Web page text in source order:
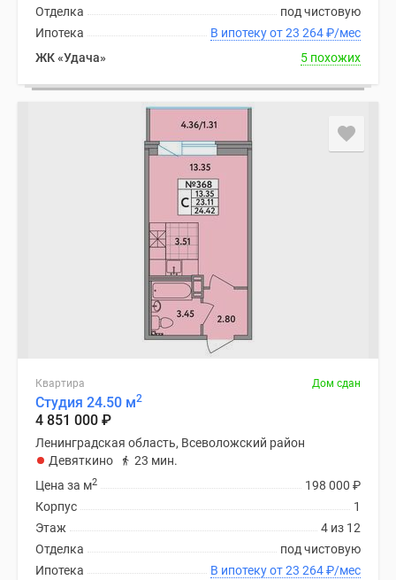
под чистовую
Отделка
В ипотеку от 23 264₽/мес
Ипотека
ЖК «Удача»
5 похожих
Квартира Дом сдан
Студия 24.50 м2
4 851 000 ₽
Ленинградская область, Всеволожский район
Девяткино
23 мин.
198 000 ₽
Цена за м2
1
Корпус
4 из 12
Этаж
под чистовую
Отделка
В ипотеку от 23 264₽/мес
Ипотека